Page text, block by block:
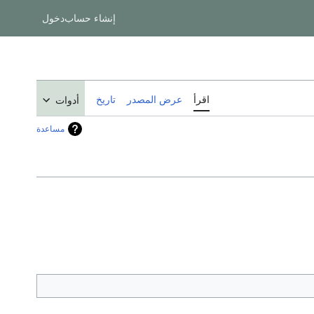
إنشاء حسابدخول
اقرأ عرض المصدر تاريخ أدوات
مساعدة